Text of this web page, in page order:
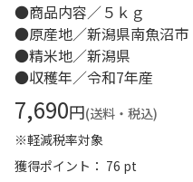
●商品内容／５ｋｇ
●原産地／新潟県南魚沼市
●精米地／新潟県
●収穫年／令和7年産
7,690円(送料・税込)
※軽減税率対象
獲得ポイント： 76 pt